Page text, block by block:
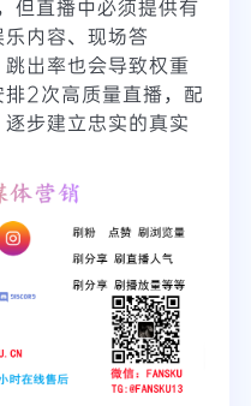
但直播中必须提供有
内容、现场答
出率也会导致权重
2次高质量直播，配
步建立忠实的真实